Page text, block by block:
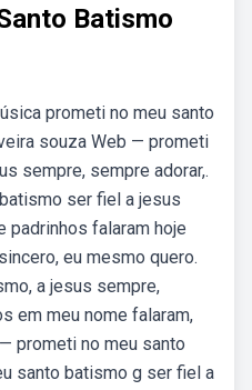
Batismo
prometi no meu santo
souza Web — prometi
sempre, sempre adorar,.
ser fiel a jesus
padrinhos falaram hoje
eu mesmo quero.
a jesus sempre,
em meu nome falaram,
prometi no meu santo
santo batismo g ser fiel a